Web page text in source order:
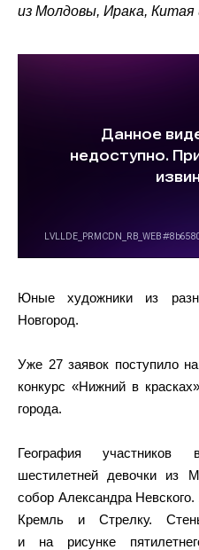
из Молдовы, Ирака, Китая
Юные художники из
Новгород.
Уже 27 заявок поступило
конкурс «Нижний в
города.
География участников
шестилетней девочки из
собор Александра
Кремль и Стрелку.
и на рисунке